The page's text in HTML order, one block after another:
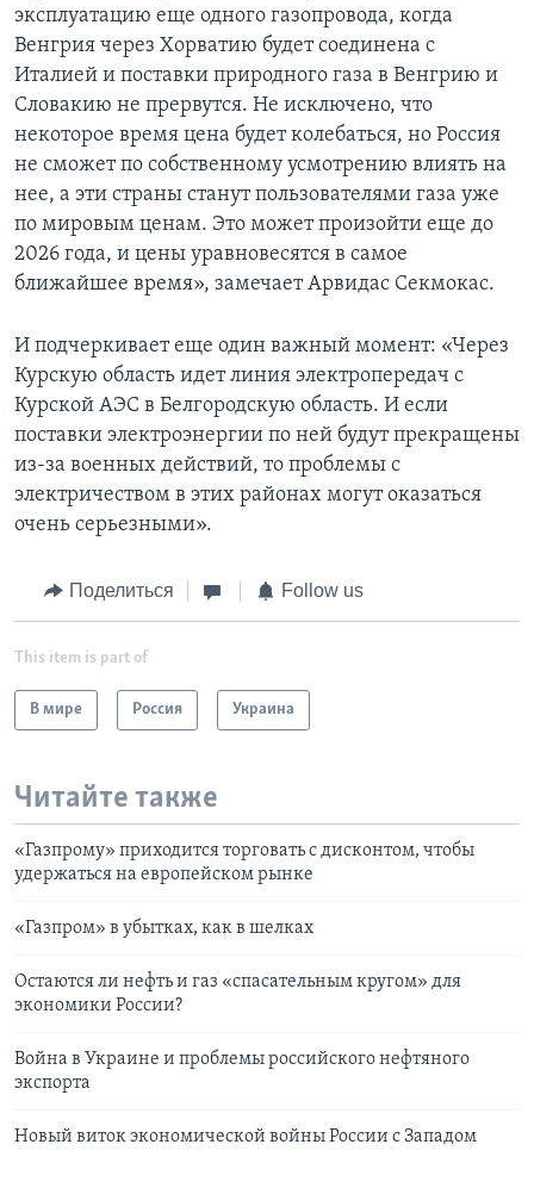
эксплуатацию еще одного газопровода, когда
Венгрия через Хорватию будет соединена с
Италией и поставки природного газа в Венгрию и
Словакию не прервутся. Не исключено, что
некоторое время цена будет колебаться, но Россия
не сможет по собственному усмотрению влиять на
нее, а эти страны станут пользователями газа уже
по мировым ценам. Это может произойти еще до
2026 года, и цены уравновесятся в самое
ближайшее время», замечает Арвидас Секмокас.
И подчеркивает еще один важный момент: «Через
Курскую область идет линия электропередач с
Курской АЭС в Белгородскую область. И если
поставки электроэнергии по ней будут прекращены
из-за военных действий, то проблемы с
электричеством в этих районах могут оказаться
очень серьезными».
Поделиться Follow us
This item is part of
В мире Россия Украина
Читайте также
«Газпрому» приходится торговать с дисконтом, чтобы
удержаться на европейском рынке
«Газпром» в убытках, как в шелках
Остаются ли нефть и газ «спасательным кругом» для
экономики России?
Война в Украине и проблемы российского нефтяного
экспорта
Новый виток экономической войны России с Западом